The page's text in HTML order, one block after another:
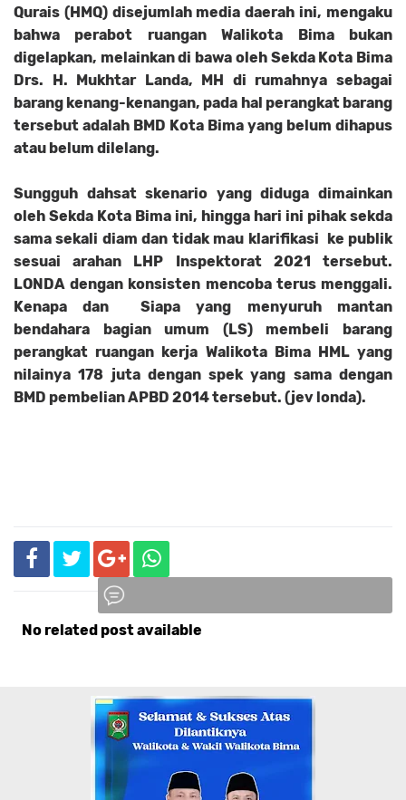
Qurais (HMQ) disejumlah media daerah ini, mengaku
bahwa perabot ruangan Walikota Bima bukan
digelapkan, melainkan di bawa oleh Sekda Kota Bima
Drs. H. Mukhtar Landa, MH di rumahnya sebagai
barang kenang-kenangan, pada hal perangkat barang
tersebut adalah BMD Kota Bima yang belum dihapus
atau belum dilelang.
Sungguh dahsat skenario yang diduga dimainkan
oleh Sekda Kota Bima ini, hingga hari ini pihak sekda
sama sekali diam dan tidak mau klarifikasi ke publik
sesuai arahan LHP Inspektorat 2021 tersebut.
LONDA dengan konsisten mencoba terus menggali.
Kenapa dan Siapa yang menyuruh mantan
bendahara bagian umum (LS) membeli barang
perangkat ruangan kerja Walikota Bima HML yang
nilainya 178 juta dengan spek yang sama dengan
BMD pembelian APBD 2014 tersebut. (jev londa).
No related post available